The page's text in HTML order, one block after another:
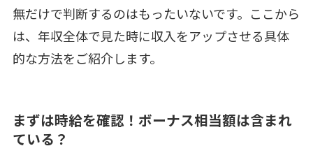
無だけで判断するのはもったいないです。ここから
は、年収全体で見た時に収入をアップさせる具体
的な方法をご紹介します。
まずは時給を確認！ボーナス相当額は含まれ
ている？